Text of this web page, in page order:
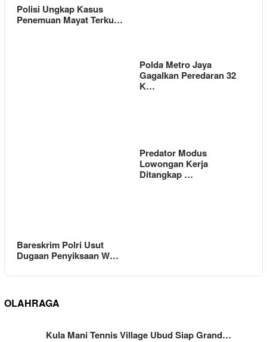
Polisi Ungkap Kasus
Penemuan Mayat Terku…
Polda Metro Jaya
Gagalkan Peredaran 32
K…
Bareskrim Polri Usut
Dugaan Penyiksaan W…
Predator Modus
Lowongan Kerja
Ditangkap …
OLAHRAGA
Kula Mani Tennis Village Ubud Siap Grand…